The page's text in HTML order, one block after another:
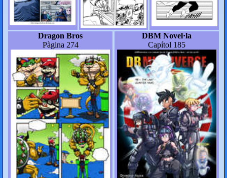
Dragon Bros
Pàgina 274
DBM Novel·la
Capítol 185